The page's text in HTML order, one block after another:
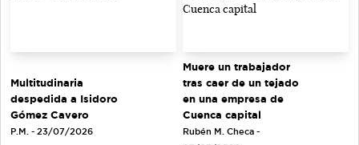
Multitudinaria
despedida a Isidoro
Gómez Cavero
P.M. - 23/07/2026
Muere un trabajador
tras caer de un tejado
en una empresa de
Cuenca capital
Rubén M. Checa -